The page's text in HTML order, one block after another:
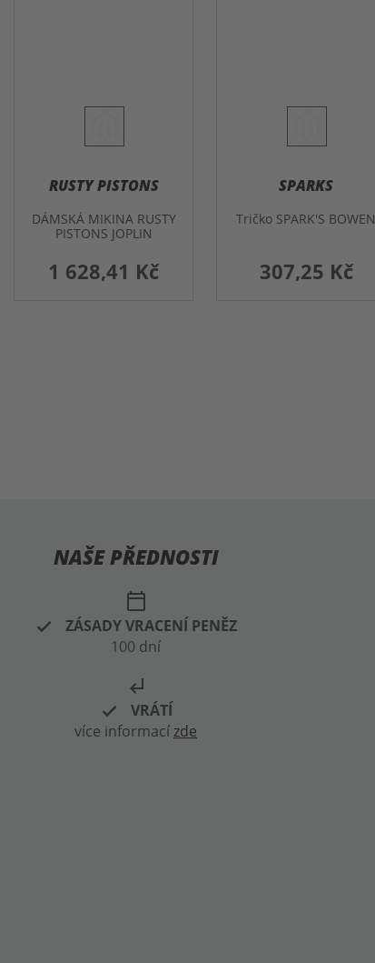
RUSTY PISTONS
DÁMSKÁ MIKINA RUSTY
PISTONS JOPLIN
1 628,41 Kč
SPARKS
Tričko SPARK'S BOWEN
307,25 Kč
TOP ZNAČKY "GIRL"
616,44 Kč